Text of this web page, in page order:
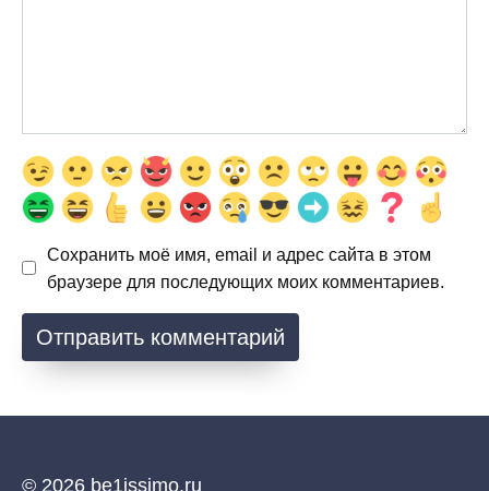
Сохранить моё имя, email и адрес сайта в этом
браузере для последующих моих комментариев.
© 2026 be1issimo.ru